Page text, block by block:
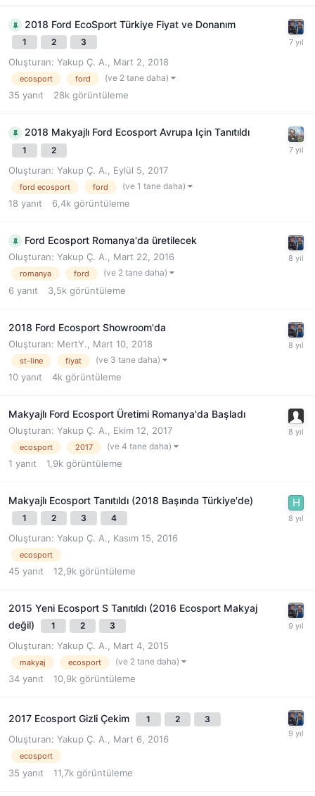
2018 Ford EcoSport Türkiye Fiyat ve Donanım
1 2 3
Oluşturan: Yakup Ç. A. Mart 2, 2018
ecosport ford (ve 2 tane daha)
35 yanıt 28k görüntüleme
2018 Makyajlı Ford Ecosport Avrupa Için Tanıtıldı
1 2
Oluşturan: Yakup Ç. A. Eylül 5, 2017
ford ecosport ford (ve 1 tane daha)
18 yanıt 6,4k görüntüleme
Ford Ecosport Romanya'da üretilecek
Oluşturan: Yakup Ç. A., Mart 22, 2016
romanya ford (ve 2 tane daha)
6 yanıt 3,5k görüntüleme
2018 Ford Ecosport Showroom'da
Oluşturan: MertY. Mart 10, 2018
st-line fiyat (ve 3 tane daha)
10 yanıt 4k görüntüleme
Makyajlı Ford Ecosport Üretimi Romanya'da Başladı
Oluşturan: Yakup Ç. A. Ekim 12, 2017
ecosport 2017 (ve 4 tane daha)
1 yanıt 1,9k görüntüleme
Makyajlı Ecosport Tanıtıldı (2018 Başında Türkiye'de)
1 2 3 4
Oluşturan: Yakup Ç. A. Kasım 15, 2016
ecosport
45 yanıt 12,9k görüntüleme
2015 Yeni Ecosport S Tanıtıldı (2016 Ecosport Makyaj
değil)
1 2 3
Oluşturan: Yakup Ç. A. Mart 4, 2015
makyaj ecosport (ve 2 tane daha)
34 yanıt 10,9k görüntüleme
2017 Ecosport Gizli Çekim 1 2 3
Oluşturan: Yakup Ç. A., Mart 6, 2016
ecosport
35 yanıt 11,7k görüntüleme